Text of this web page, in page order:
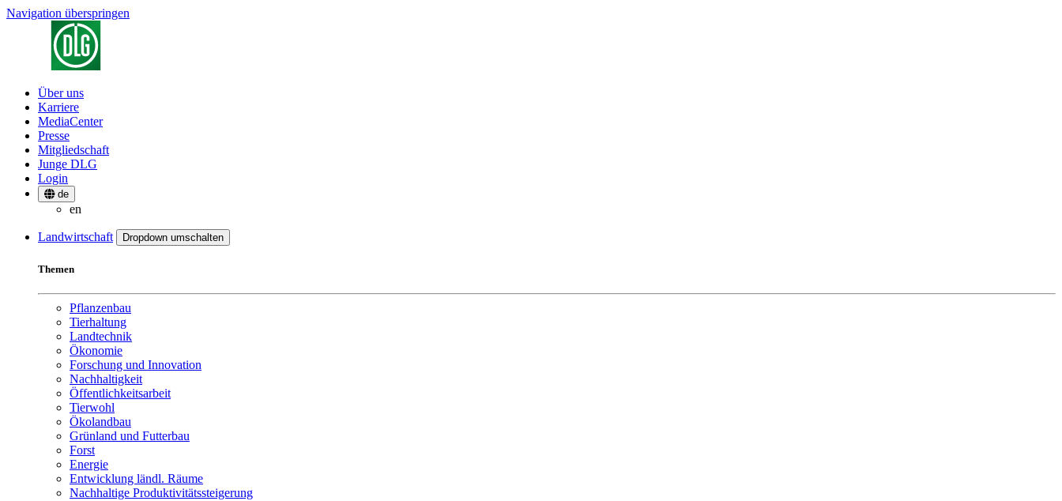
Navigation überspringen
Über uns
Karriere
MediaCenter
Presse
Mitgliedschaft
Junge DLG
Login
de
en
Landwirtschaft Dropdown umschalten
Themen
Pflanzenbau
Tierhaltung
Landtechnik
Ökonomie
Forschung und Innovation
Nachhaltigkeit
Öffentlichkeitsarbeit
Tierwohl
Ökolandbau
Grünland und Futterbau
Forst
Energie
Entwicklung ländl. Räume
Nachhaltige Produktivitätssteigerung